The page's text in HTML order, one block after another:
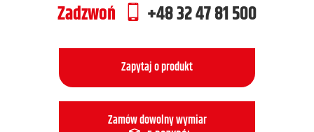
Zadzwoń +48 32 47 81 500
Zapytaj o produkt
Zamów dowolny wymiar